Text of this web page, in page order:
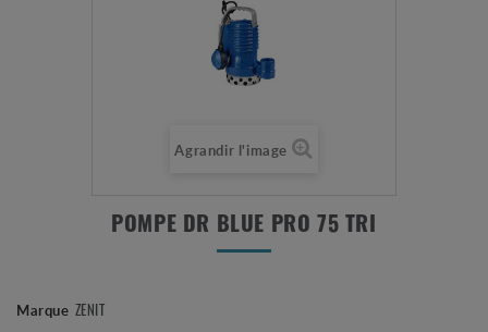
Agrandir l'image
POMPE DR BLUE PRO 75 TRI
Marque ZENIT